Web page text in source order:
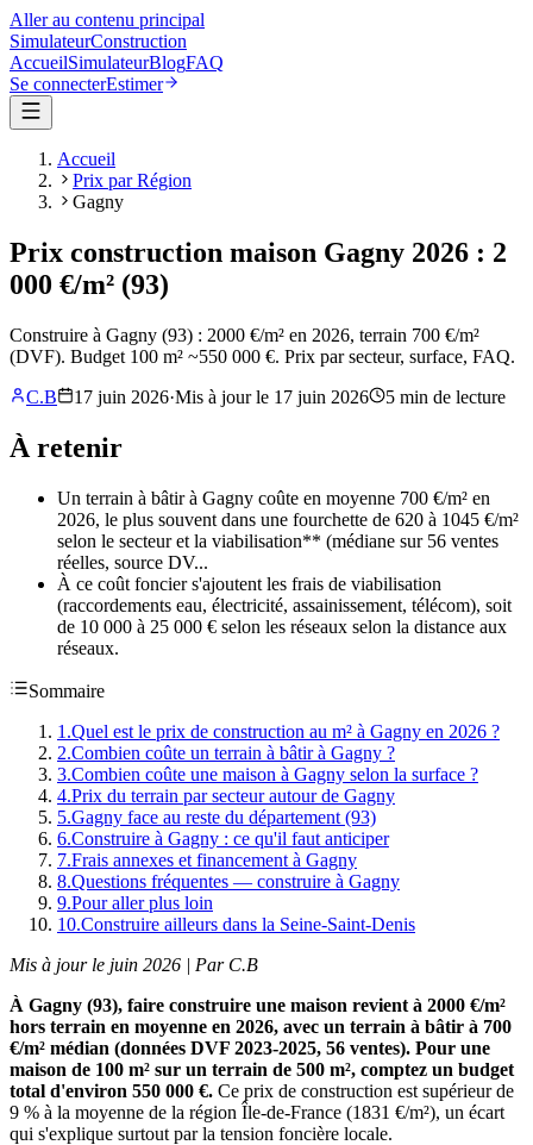
Aller au contenu principal
SimulateurConstruction
AccueilSimulateurBlogFAQ
Se connecterEstimer
Accueil
Prix par Région
Gagny
Prix construction maison Gagny 2026 : 2
000 €/m² (93)
Construire à Gagny (93) : 2000 €/m² en 2026, terrain 700 €/m²
(DVF). Budget 100 m² ~550 000 €. Prix par secteur, surface, FAQ.
C.B
17 juin 2026·Mis à jour le 17 juin 2026 5 min de lecture
À retenir
Un terrain à bâtir à Gagny coûte en moyenne 700 €/m² en
2026, le plus souvent dans une fourchette de 620 à 1045 €/m²
selon le secteur et la viabilisation** (médiane sur 56 ventes
réelles, source DV...
À ce coût foncier s'ajoutent les frais de viabilisation
(raccordements eau, électricité, assainissement, télécom), soit
de 10 000 à 25 000 € selon les réseaux selon la distance aux
réseaux.
Sommaire
1 .Quel est le prix de construction au m² à Gagny en 2026 ?
2.Combien coûte un terrain à bâtir à Gagny ?
3.Combien coûte une maison à Gagny selon la surface ?
4.Prix du terrain par secteur autour de Gagny
5.Gagny face au reste du département (93)
6.Construire à Gagny : ce qu'il faut anticiper
7.Frais annexes et financement à Gagny
8.Questions fréquentes — construire à Gagny
9.Pour aller plus loin
10.Construire ailleurs dans la Seine-Saint-Denis
Mis à jour le juin 2026 | Par C.B
À Gagny (93), faire construire une maison revient à 2000 €/m²
hors terrain en moyenne en 2026, avec un terrain à bâtir à 700
€/m² médian (données DVF 2023-2025, 56 ventes). Pour une
maison de 100 m² sur un terrain de 500 m², comptez un budget
total d'environ 550 000 €. Ce prix de construction est supérieur de
9 % à la moyenne de la région Île-de-France (1831 €/m²), un écart
qui s'explique surtout par la tension foncière locale.